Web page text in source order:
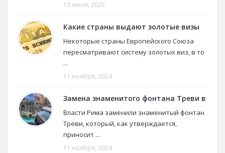
10 июля, 2025
Какие страны выдают золотые визы
Некоторые страны Европейского Союза
пересматривают систему золотых виз, в то
...
11 ноября, 2024
Замена знаменитого фонтана Треви в
Власти Рима заменили знаменитый фонтан
Треви, который, как утверждается,
приносит ...
11 ноября, 2024